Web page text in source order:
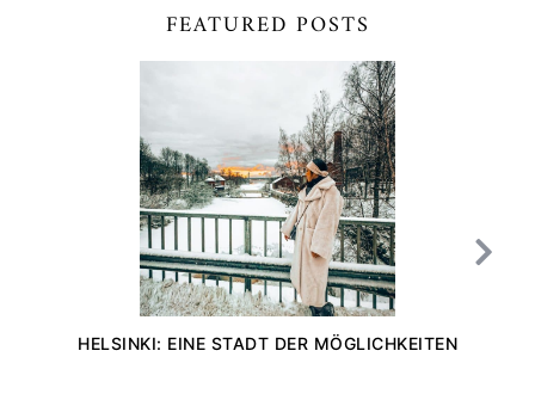
FEATURED POSTS
HELSINKI: EINE STADT DER MÖGLICHKEITEN